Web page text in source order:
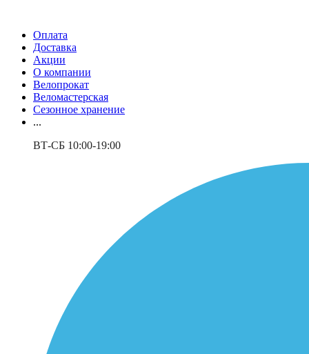
Оплата
Доставка
Акции
О компании
Велопрокат
Веломастерская
Сезонное хранение
...
ВТ-СБ 10:00-19:00